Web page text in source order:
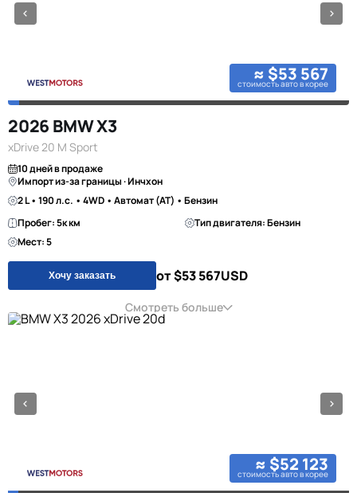
≈ $53 567
стоимость авто в корее
2026 BMW X3
xDrive 20 M Sport
10 дней в продаже
Импорт из-за границы · Инчхон
2 L • 190 л.с. • 4WD • Автомат (AT) • Бензин
Пробег: 5к км
Тип двигателя: Бензин
Мест: 5
Хочу заказать от $53 567USD
Смотреть больше
≈ $52 123
стоимость авто в корее